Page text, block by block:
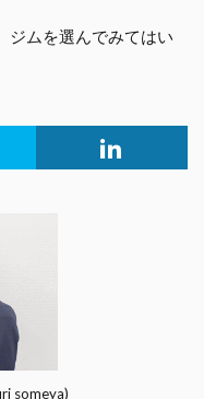
ジムを選んでみてはい
someya)